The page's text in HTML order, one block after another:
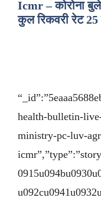
Icmr – कोरोना
कुल रिकवरी रेट 25
health-bulletin-
ministry-pc-luv-